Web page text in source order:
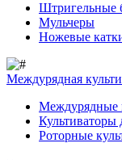
Штригельные
Мульчеры
Ножевые
Междурядная
Междурядные
Культиваторы
Роторные